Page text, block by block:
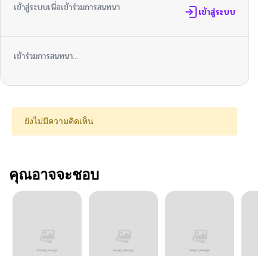
เข้าสู่ระบบเพื่อเข้าร่วมการสนทนา เข้าสู่ระบบ
เข้าร่วมการสนทนา...
ยังไม่มีความคิดเห็น
คุณอาจจะชอบ